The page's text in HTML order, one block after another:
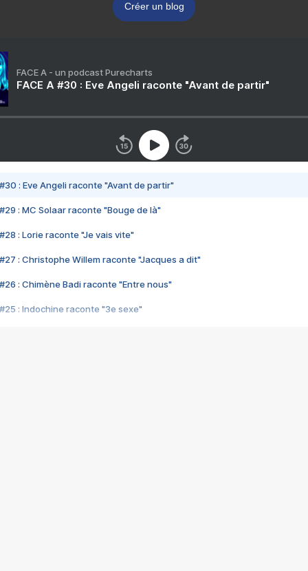
Créer un blog
FACE A - un podcast Purecharts
FACE A #30 : Eve Angeli raconte "Avant de partir"
#30 : Eve Angeli raconte "Avant de partir"
#29 : MC Solaar raconte "Bouge de là"
#28 : Lorie raconte "Je vais vite"
#27 : Christophe Willem raconte "Jacques a dit"
#26 : Chimène Badi raconte "Entre nous"
#25 : Indochine raconte "3e sexe"